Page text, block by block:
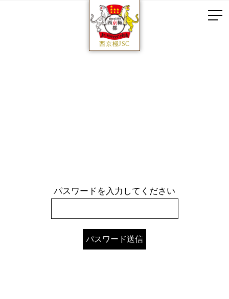
西京極JSC
パスワードを入力してください